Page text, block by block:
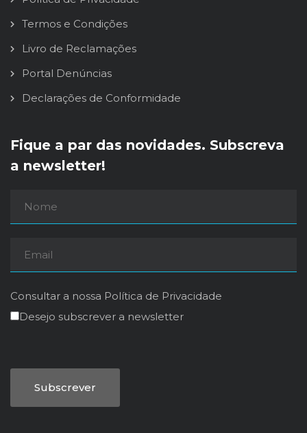
Termos e Condições
Livro de Reclamações
Portal Denúncias
Declarações de Conformidade
Fique a par das novidades. Subscreva
a newsletter!
Consultar a nossa Política de Privacidade
Desejo subscrever a newsletter